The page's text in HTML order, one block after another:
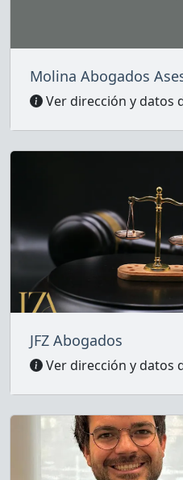
Molina Abogados
Ver dirección y datos
JFZ Abogados
Ver dirección y datos